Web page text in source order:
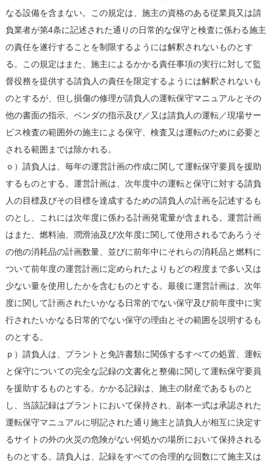
なる設備を含まない。この規定は、施主の資格のある従業員又は請
負業者が第4条に記述された通りの日常的な保守と検査に係わる施主
の責任を遂行することを制限するようには解釈されないものとす
る。この規定はまた、施主によるかかる責任事項の実行に対して監
督役務を提供する請負人の責任を限定するようには解釈されないも
のとするが、但し損傷の修理が請負人の運転保守マニュアルとその
他の書面の指示、ベンダの指示及び／又は請負人の運転／現場サー
ビス検査の範囲外の施主による保守、検査又は運転のために必要と
される範囲までは除かれる。
ｏ）請負人は、毎年の運営計画の作成に関して運転保守要員を援助
するものとする。運営計画は、次年度中の運転と保守に対する請負
人の目標及びその目標を達成するための請負人の計画を記述するも
のとし、これには次年度に係わる計画発電量が含まれる。運営計画
はまた、燃料油、潤滑油及び次年度に関して使用されるであろうそ
の他の消耗品の計画数量、並びに前年中にそれらの消耗品と燃料に
ついて前年度の運営計画に定められたよりもどの程度まで多い又は
少ない量を使用したかを含むものとする。最後に運営計画は、次年
度に関して計画されたいかなる日常的でない保守及び前年度中に実
行されたいかなる日常的でない保守の理由とその範囲を説明するも
のとする。
ｐ）請負人は、プラントと免許書類に関係するすべての処置、運転
と保守についての完全な記録の文書化と整備に関して運転保守要員
を援助するものとする。かかる記録は、施主の財産であるものと
し、当該記録はプラントにおいて保持され、副本一式は承認された
運転保守マニュアルに明記された通り施主と請負人が相互に決定す
るサイトの外の火災の危険がない何処かの場所において保持される
ものとする。請負人は、記録をすべての合理的な回数にて施主又は